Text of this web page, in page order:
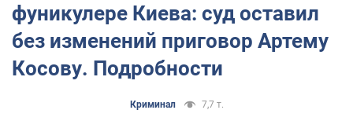
фуникулере Киева: суд оставил
без изменений приговор Артему
Косову. Подробности
Криминал 7,7 т.